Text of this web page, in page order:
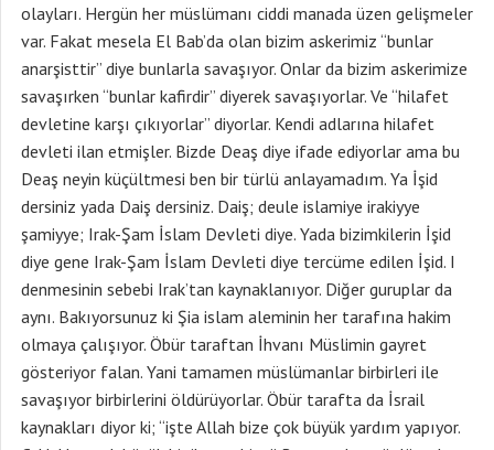
olayları. Hergün her müslümanı ciddi manada üzen gelişmeler
var. Fakat mesela El Bab’da olan bizim askerimiz “bunlar
anarşisttir” diye bunlarla savaşıyor. Onlar da bizim askerimize
savaşırken “bunlar kafirdir” diyerek savaşıyorlar. Ve “hilafet
devletine karşı çıkıyorlar” diyorlar. Kendi adlarına hilafet
devleti ilan etmişler. Bizde Deaş diye ifade ediyorlar ama bu
Deaş neyin küçültmesi ben bir türlü anlayamadım. Ya İşid
dersiniz yada Daiş dersiniz. Daiş; deule islamiye irakiyye
şamiyye; Irak-Şam İslam Devleti diye. Yada bizimkilerin İşid
diye gene Irak-Şam İslam Devleti diye tercüme edilen İşid. I
denmesinin sebebi Irak’tan kaynaklanıyor. Diğer guruplar da
aynı. Bakıyorsunuz ki Şia islam aleminin her tarafına hakim
olmaya çalışıyor. Öbür taraftan İhvanı Müslimin gayret
gösteriyor falan. Yani tamamen müslümanlar birbirleri ile
savaşıyor birbirlerini öldürüyorlar. Öbür tarafta da İsrail
kaynakları diyor ki; “işte Allah bize çok büyük yardım yapıyor.